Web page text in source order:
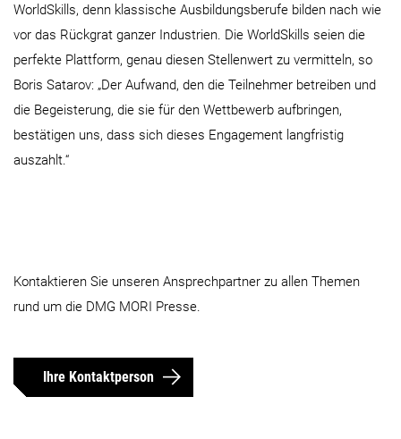
WorldSkills, denn klassische Ausbildungsberufe bilden nach wie
vor das Rückgrat ganzer Industrien. Die WorldSkills seien die
perfekte Plattform, genau diesen Stellenwert zu vermitteln, so
Boris Satarov: „Der Aufwand, den die Teilnehmer betreiben und
die Begeisterung, die sie für den Wettbewerb aufbringen,
bestätigen uns, dass sich dieses Engagement langfristig
auszahlt.“
Kontaktieren Sie unseren Ansprechpartner zu allen Themen
rund um die DMG MORI Presse.
Ihre Kontaktperson